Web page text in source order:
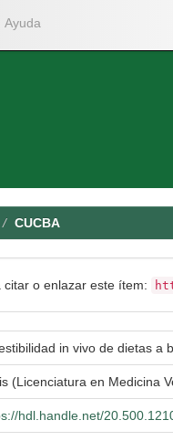
Ayuda
CUCBA
o enlazar este ítem:
in vivo de dietas a
(Licenciatura en Medicina
hdl.handle.net/